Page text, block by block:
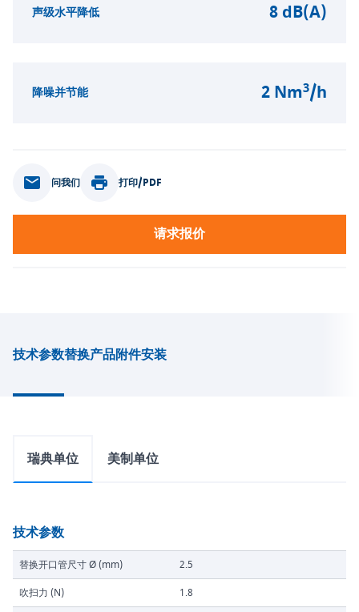
声级水平降低 8 dB(A)
降噪并节能 2 Nm3/h
问我们 打印/PDF
请求报价
技术参数替换产品附件安装
瑞典单位 美制单位
技术参数
替换开口管尺寸 Ø (mm)
2.5
吹扫力 (N)
1.8